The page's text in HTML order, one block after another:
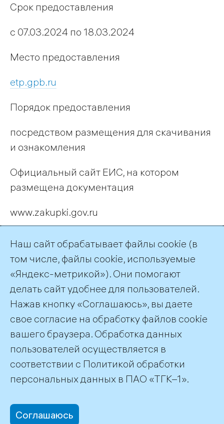
Срок предоставления
с 07.03.2024 по 18.03.2024
Место предоставления
etp.gpb.ru
Порядок предоставления
посредством размещения для скачивания
и ознакомления
Официальный сайт ЕИС, на котором
размещена документация
www.zakupki.gov.ru
Внесение платы за предоставление
конкурсной документации
Требования не установлены
← Все публикации
©2026 ПАО «ТГК–1»
office@tgc1.ru
Наш сайт обрабатывает файлы cookie (в
том числе, файлы cookie, используемые
«Яндекс-метрикой»). Они помогают
делать сайт удобнее для пользователей.
Нажав кнопку «Соглашаюсь», вы даете
свое согласие на обработку файлов cookie
вашего браузера. Обработка данных
пользователей осуществляется в
соответствии с Политикой обработки
персональных данных в ПАО «ТГК–1».
Соглашаюсь